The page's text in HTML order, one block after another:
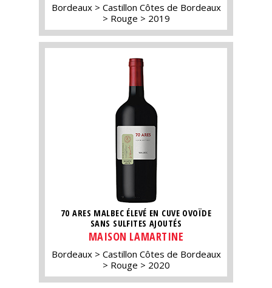
Bordeaux
Castillon Côtes de Bordeaux
Rouge
2019
70 ARES MALBEC ÉLEVÉ EN CUVE OVOÏDE
SANS SULFITES AJOUTÉS
MAISON LAMARTINE
Bordeaux
Castillon Côtes de Bordeaux
Rouge
2020